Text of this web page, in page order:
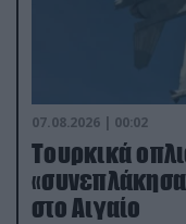
07.08.2026 | 00:02
Τουρκικά
στο Αιγαίο